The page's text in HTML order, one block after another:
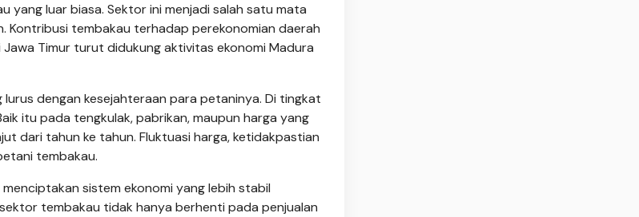
yang luar biasa. Sektor ini menjadi salah satu mata
tembakau terhadap perekonomian daerah
Jawa Timur turut didukung aktivitas ekonomi Madura
dengan kesejahteraan para petaninya. Di tingkat
itu pada tengkulak, pabrikan, maupun harga yang
dari tahun ke tahun. Fluktuasi harga, ketidakpastian
tembakau.
sistem ekonomi yang lebih stabil
tembakau tidak hanya berhenti pada penjualan